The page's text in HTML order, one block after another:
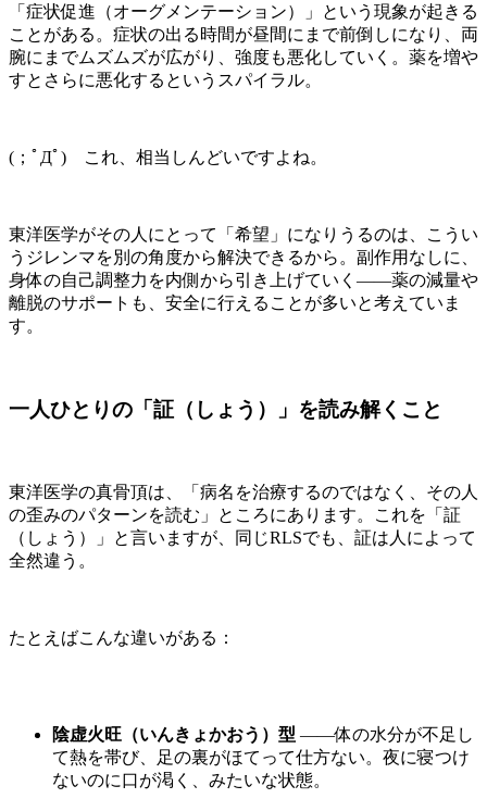
「症状促進（オーグメンテーション）」という現象が起きる
ことがある。症状の出る時間が昼間にまで前倒しになり、両
腕にまでムズムズが広がり、強度も悪化していく。薬を増や
すとさらに悪化するというスパイラル。
(；ﾟДﾟ) これ、相当しんどいですよね。
東洋医学がその人にとって「希望」になりうるのは、こうい
うジレンマを別の角度から解決できるから。副作用なしに、
身体の自己調整力を内側から引き上げていく——薬の減量や
離脱のサポートも、安全に行えることが多いと考えていま
す。
一人ひとりの「証（しょう）」を読み解くこと
東洋医学の真骨頂は、「病名を治療するのではなく、その人
の歪みのパターンを読む」ところにあります。これを「証
（しょう）」と言いますが、同じRLSでも、証は人によって
全然違う。
たとえばこんな違いがある：
陰虚火旺（いんきょかおう）型 ——体の水分が不足し
て熱を帯び、足の裏がほてって仕方ない。夜に寝つけ
ないのに口が渇く、みたいな状態。